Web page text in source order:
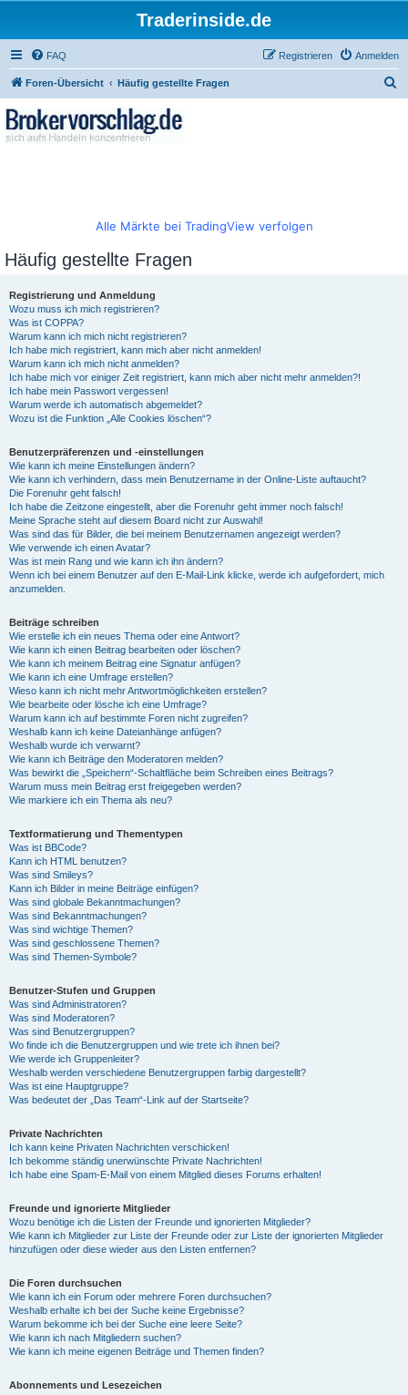
Traderinside.de
FAQ Anmelden
Registrieren
Foren-Übersicht Häufig gestellte Fragen
Alle Märkte bei TradingView verfolgen
Häufig gestellte Fragen
Registrierung und Anmeldung
Wozu muss ich mich registrieren?
Was ist COPPA?
Warum kann ich mich nicht registrieren?
Ich habe mich registriert, kann mich aber nicht anmelden!
Warum kann ich mich nicht anmelden?
Ich habe mich vor einiger Zeit registriert, kann mich aber nicht mehr anmelden?!
Ich habe mein Passwort vergessen!
Warum werde ich automatisch abgemeldet?
Wozu ist die Funktion „Alle Cookies löschen“?
Benutzerpräferenzen und -einstellungen
Wie kann ich meine Einstellungen ändern?
Wie kann ich verhindern, dass mein Benutzername in der Online-Liste auftaucht?
Die Forenuhr geht falsch!
Ich habe die Zeitzone eingestellt, aber die Forenuhr geht immer noch falsch!
Meine Sprache steht auf diesem Board nicht zur Auswahl!
Was sind das für Bilder, die bei meinem Benutzernamen angezeigt werden?
Wie verwende ich einen Avatar?
Was ist mein Rang und wie kann ich ihn ändern?
Wenn ich bei einem Benutzer auf den E-Mail-Link klicke, werde ich aufgefordert, mich
anzumelden.
Beiträge schreiben
Wie erstelle ich ein neues Thema oder eine Antwort?
Wie kann ich einen Beitrag bearbeiten oder löschen?
Wie kann ich meinem Beitrag eine Signatur anfügen?
Wie kann ich eine Umfrage erstellen?
Wieso kann ich nicht mehr Antwortmöglichkeiten erstellen?
Wie bearbeite oder lösche ich eine Umfrage?
Warum kann ich auf bestimmte Foren nicht zugreifen?
Weshalb kann ich keine Dateianhänge anfügen?
Weshalb wurde ich verwarnt?
Wie kann ich Beiträge den Moderatoren melden?
Was bewirkt die „Speichern“-Schaltfläche beim Schreiben eines Beitrags?
Warum muss mein Beitrag erst freigegeben werden?
Wie markiere ich ein Thema als neu?
Textformatierung und Thementypen
Was ist BBCode?
Kann ich HTML benutzen?
Was sind Smileys?
Kann ich Bilder in meine Beiträge einfügen?
Was sind globale Bekanntmachungen?
Was sind Bekanntmachungen?
Was sind wichtige Themen?
Was sind geschlossene Themen?
Was sind Themen-Symbole?
Benutzer-Stufen und Gruppen
Was sind Administratoren?
Was sind Moderatoren?
Was sind Benutzergruppen?
Wo finde ich die Benutzergruppen und wie trete ich ihnen bei?
Wie werde ich Gruppenleiter?
Weshalb werden verschiedene Benutzergruppen farbig dargestellt?
Was ist eine Hauptgruppe?
Was bedeutet der „Das Team“-Link auf der Startseite?
Private Nachrichten
Ich kann keine Privaten Nachrichten verschicken!
Ich bekomme ständig unerwünschte Private Nachrichten!
Ich habe eine Spam-E-Mail von einem Mitglied dieses Forums erhalten!
Freunde und ignorierte Mitglieder
Wozu benötige ich die Listen der Freunde und ignorierten Mitglieder?
Wie kann ich Mitglieder zur Liste der Freunde oder zur Liste der ignorierten Mitglieder
hinzufügen oder diese wieder aus den Listen entfernen?
Die Foren durchsuchen
Wie kann ich ein Forum oder mehrere Foren durchsuchen?
Weshalb erhalte ich bei der Suche keine Ergebnisse?
Warum bekomme ich bei der Suche eine leere Seite?
Wie kann ich nach Mitgliedern suchen?
Wie kann ich meine eigenen Beiträge und Themen finden?
Abonnements und Lesezeichen